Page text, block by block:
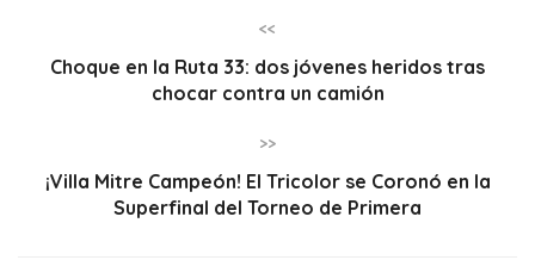
<<
Choque en la Ruta 33: dos jóvenes heridos tras
chocar contra un camión
>>
¡Villa Mitre Campeón! El Tricolor se Coronó en la
Superfinal del Torneo de Primera